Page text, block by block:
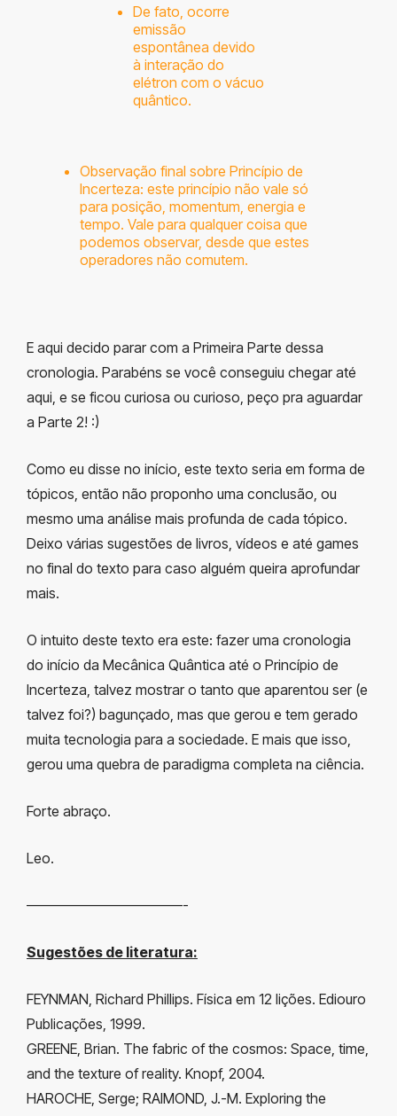
De fato, ocorre
emissão
espontânea devido
à interação do
elétron com o vácuo
quântico.
Observação final sobre Princípio de
Incerteza: este princípio não vale só
para posição, momentum, energia e
tempo. Vale para qualquer coisa que
podemos observar, desde que estes
operadores não comutem.
E aqui decido parar com a Primeira Parte dessa
cronologia. Parabéns se você conseguiu chegar até
aqui, e se ficou curiosa ou curioso, peço pra aguardar
a Parte 2! :)
Como eu disse no início, este texto seria em forma de
tópicos, então não proponho uma conclusão, ou
mesmo uma análise mais profunda de cada tópico.
Deixo várias sugestões de livros, vídeos e até games
no final do texto para caso alguém queira aprofundar
mais.
O intuito deste texto era este: fazer uma cronologia
do início da Mecânica Quântica até o Princípio de
Incerteza, talvez mostrar o tanto que aparentou ser (e
talvez foi?) bagunçado, mas que gerou e tem gerado
muita tecnologia para a sociedade. E mais que isso,
gerou uma quebra de paradigma completa na ciência.
Forte abraço.
Leo.
———————————-
Sugestões de literatura:
FEYNMAN, Richard Phillips. Física em 12 lições. Ediouro
Publicações, 1999.
GREENE, Brian. The fabric of the cosmos: Space, time,
and the texture of reality. Knopf, 2004.
HAROCHE, Serge; RAIMOND, J.-M. Exploring the